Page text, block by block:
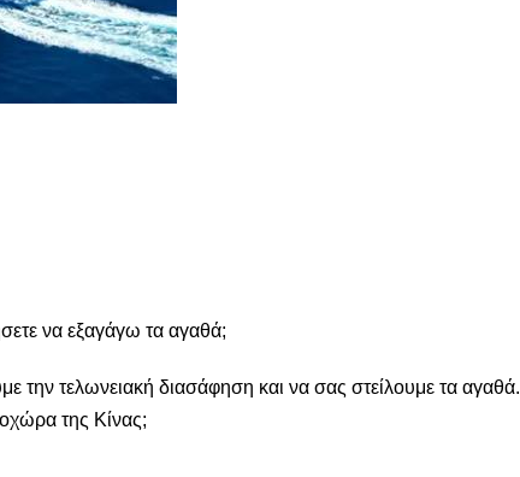
να εξαγάγω τα αγαθά;
τελωνειακή διασάφηση και να σας στείλουμε τα αγαθά.
της Κίνας;